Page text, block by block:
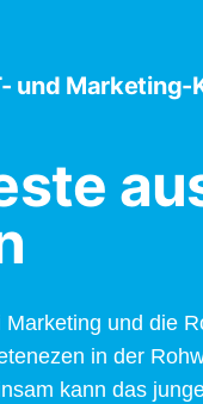
und Marketing-
und die
in der
kann das